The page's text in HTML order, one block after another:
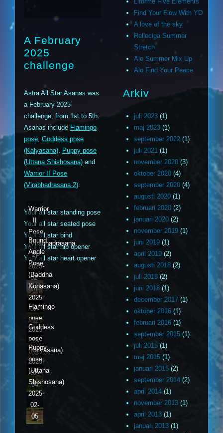
A February
2025
challenge
Astra All Star Asanas was
a February 2025
challenge, from 1st to 5th.
Asanas include Flamingo
pose Goddess pose
(Kalyasana)
Puppy pose
(Uttana Shishosana) and
Warrior II Pose
(Virabhadrasana 2)
Your all star standing pose
Your all star seated pose
Your all star bind
Your all star hip opener
Your all star heart opener
Warrior
II
Pose
(Virabhadrasana
2)
2025-
02-
01
Bound
Angle
Pose
(Baddha
Konasana)
2025-
02-
02
Flamingo
pose
2025-
02-
03
Goddess
pose
(Kalyasana)
2025-
02-
04
Puppy
pose
(Uttana
Shishosana)
2025-
02-
05
Find Your Flow With YD
A love of the sky
Relleciga Summer
Stretch
Alo Summer Mix Up
Alo Find Your Peace
Arkiv
juli 2023 (1)
maj 2023 (1)
september 2022 (1)
juli 2021 (1)
november 2020 (3)
oktober 2020 (4)
september 2020 (4)
augusti 2020 (1)
februari 2020 (2)
januari 2020 (2)
november 2019 (1)
juni 2019 (1)
april 2019 (2)
augusti 2018 (2)
juli 2018 (2)
juni 2018 (1)
december 2017 (1)
oktober 2016 (1)
februari 2016 (1)
september 2015 (1)
juli 2015 (1)
maj 2015 (1)
januari 2015 (2)
september 2014 (2)
april 2014 (1)
november 2013 (1)
april 2013 (1)
januari 2013 (1)